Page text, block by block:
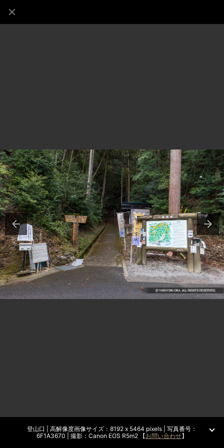
登山口 | 高解像度画像サイズ：8192 x 5464 pixels | 写真番号：
6F1A3670 | 撮影：Canon EOS R5m2 【お問い合わせ】